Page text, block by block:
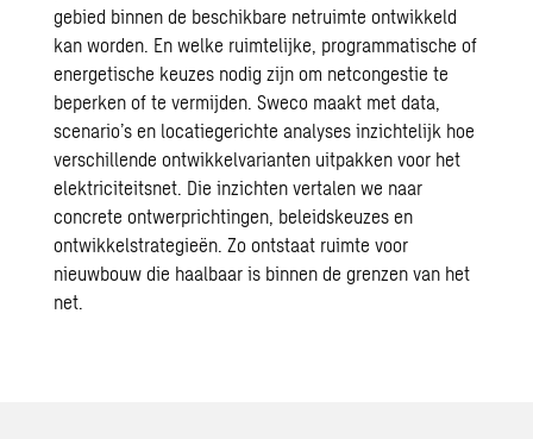
gebied binnen de beschikbare netruimte ontwikkeld
kan worden. En welke ruimtelijke, programmatische of
energetische keuzes nodig zijn om netcongestie te
beperken of te vermijden. Sweco maakt met data,
scenario’s en locatiegerichte analyses inzichtelijk hoe
verschillende ontwikkelvarianten uitpakken voor het
elektriciteitsnet. Die inzichten vertalen we naar
concrete ontwerprichtingen, beleidskeuzes en
ontwikkelstrategieën. Zo ontstaat ruimte voor
nieuwbouw die haalbaar is binnen de grenzen van het
net.